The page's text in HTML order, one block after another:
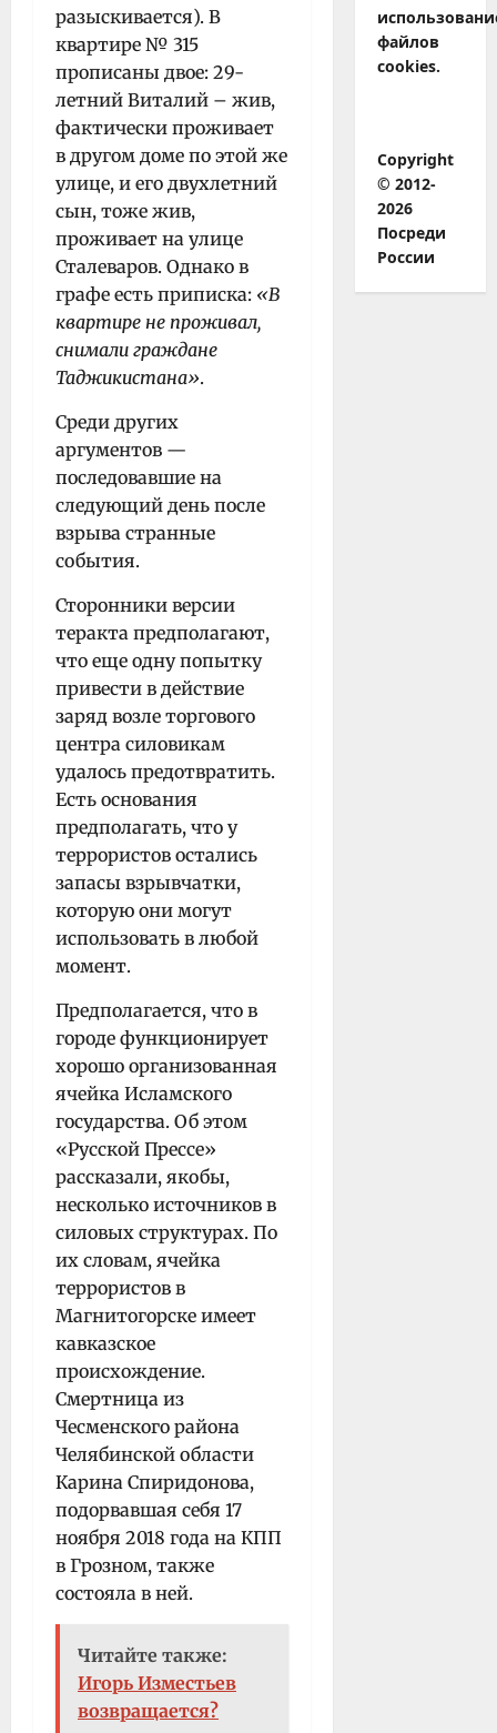
разыскивается). В
квартире № 315
прописаны двое: 29-
летний Виталий – жив,
фактически проживает
в другом доме по этой же
улице, и его двухлетний
сын, тоже жив,
проживает на улице
Сталеваров. Однако в
графе есть приписка: «В
квартире не проживал,
снимали граждане
Таджикистана».
Среди других
аргументов —
последовавшие на
следующий день после
взрыва странные
события.
Сторонники версии
теракта предполагают,
что еще одну попытку
привести в действие
заряд возле торгового
центра силовикам
удалось предотвратить.
Есть основания
предполагать, что у
террористов остались
запасы взрывчатки,
которую они могут
использовать в любой
момент.
Предполагается, что в
городе функционирует
хорошо организованная
ячейка Исламского
государства. Об этом
«Русской Прессе»
рассказали, якобы,
несколько источников в
силовых структурах. По
их словам, ячейка
террористов в
Магнитогорске имеет
кавказское
происхождение.
Смертница из
Чесменского района
Челябинской области
Карина Спиридонова,
подорвавшая себя 17
ноября 2018 года на КПП
в Грозном, также
состояла в ней.
Читайте также:
Игорь Изместьев
возвращается?
файлов
cookies.
Copyright
© 2012-
2026
Посреди
России